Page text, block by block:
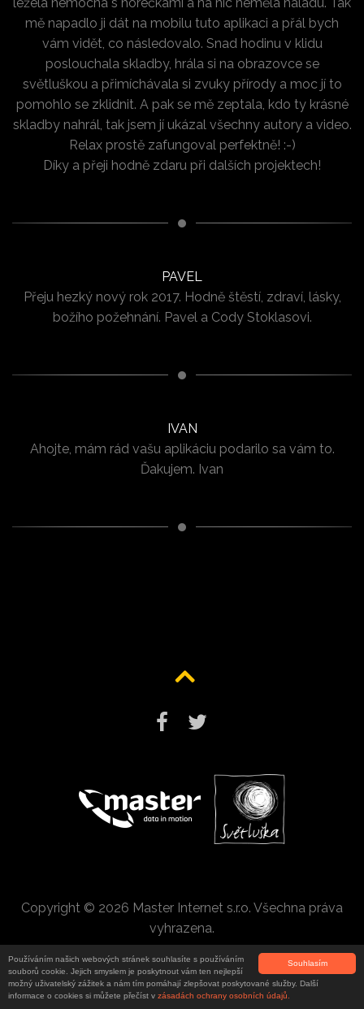
Souhlasím
Používáním našich webových stránek souhlasíte s používáním
souborů cookie. Jejich smyslem je poskytnout vám ten nejlepší
možný uživatelský zážitek a nám tím pomáhají zlepšovat poskytované služby. Další
informace o cookies si můžete přečíst v zásadách ochrany osobních údajů.
mě napadlo ji dát na mobilu tuto aplikaci a přál bych
vám vidět, co následovalo. Snad hodinu v klidu
poslouchala skladby, hrála si na obrazovce se
světluškou a přimíchávala si zvuky přírody a moc jí to
pomohlo se zklidnit. A pak se mě zeptala, kdo ty krásné
skladby nahrál, tak jsem jí ukázal všechny autory a video.
Relax prostě zafungoval perfektně! :-)
Díky a přeji hodně zdaru při dalších projektech!
PAVEL
Přeju hezký nový rok 2017. Hodně štěstí, zdraví, lásky,
božího požehnání. Pavel a Cody Stoklasovi.
IVAN
Ahojte, mám rád vašu aplikáciu podarilo sa vám to.
Ďakujem. Ivan
Copyright © 2026 Master Internet s.r.o. Všechna práva
vyhrazena.